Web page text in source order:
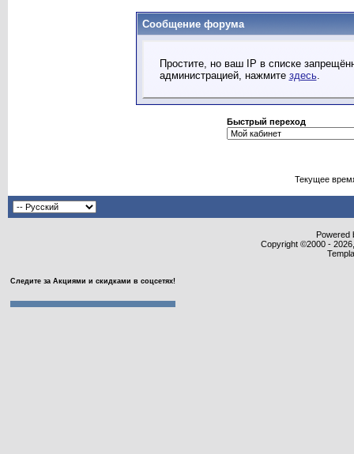
Сообщение форума
Простите, но ваш IP в списке
администрацией, нажмите здесь.
Быстрый переход
Текущее
Powered
Copyright ©2000 -
Следите за Акциями и скидками в соцсетях!